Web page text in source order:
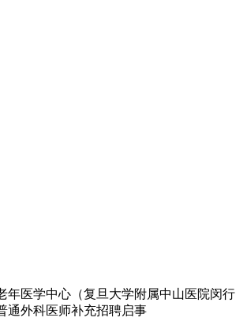
年医学中心（复旦大学附属中山医院闵行
通外科医师补充招聘启事